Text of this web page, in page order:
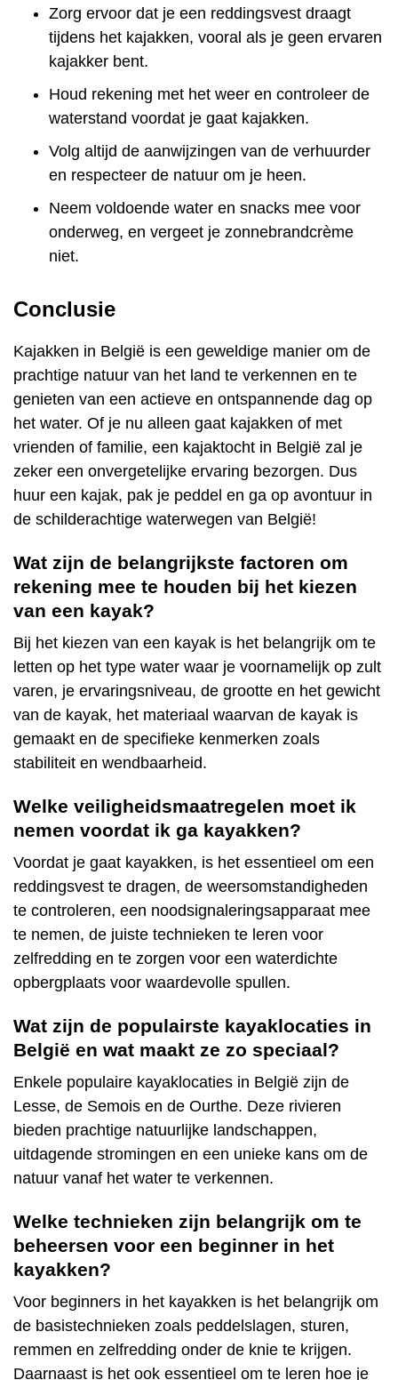
Zorg ervoor dat je een reddingsvest draagt
tijdens het kajakken, vooral als je geen ervaren
kajakker bent.
Houd rekening met het weer en controleer de
waterstand voordat je gaat kajakken.
Volg altijd de aanwijzingen van de verhuurder
en respecteer de natuur om je heen.
Neem voldoende water en snacks mee voor
onderweg, en vergeet je zonnebrandcrème
niet.
Conclusie
Kajakken in België is een geweldige manier om de
prachtige natuur van het land te verkennen en te
genieten van een actieve en ontspannende dag op
het water. Of je nu alleen gaat kajakken of met
vrienden of familie, een kajaktocht in België zal je
zeker een onvergetelijke ervaring bezorgen. Dus
huur een kajak, pak je peddel en ga op avontuur in
de schilderachtige waterwegen van België!
Wat zijn de belangrijkste factoren om
rekening mee te houden bij het kiezen
van een kayak?
Bij het kiezen van een kayak is het belangrijk om te
letten op het type water waar je voornamelijk op zult
varen, je ervaringsniveau, de grootte en het gewicht
van de kayak, het materiaal waarvan de kayak is
gemaakt en de specifieke kenmerken zoals
stabiliteit en wendbaarheid.
Welke veiligheidsmaatregelen moet ik
nemen voordat ik ga kayakken?
Voordat je gaat kayakken, is het essentieel om een
reddingsvest te dragen, de weersomstandigheden
te controleren, een noodsignaleringsapparaat mee
te nemen, de juiste technieken te leren voor
zelfredding en te zorgen voor een waterdichte
opbergplaats voor waardevolle spullen.
Wat zijn de populairste kayaklocaties in
België en wat maakt ze zo speciaal?
Enkele populaire kayaklocaties in België zijn de
Lesse, de Semois en de Ourthe. Deze rivieren
bieden prachtige natuurlijke landschappen,
uitdagende stromingen en een unieke kans om de
natuur vanaf het water te verkennen.
Welke technieken zijn belangrijk om te
beheersen voor een beginner in het
kayakken?
Voor beginners in het kayakken is het belangrijk om
de basistechnieken zoals peddelslagen, sturen,
remmen en zelfredding onder de knie te krijgen.
Daarnaast is het ook essentieel om te leren hoe je